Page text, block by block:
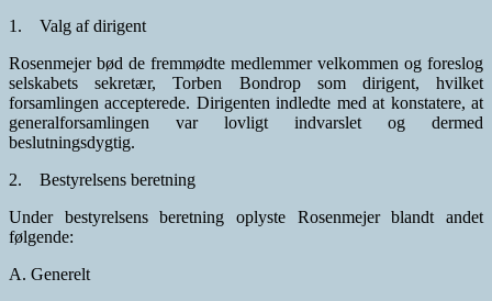
1. Valg af dirigent
Rosenmejer bød de fremmødte medlemmer velkommen og foreslog
selskabets sekretær, Torben Bondrop som dirigent, hvilket
forsamlingen accepterede. Dirigenten indledte med at konstatere, at
generalforsamlingen var lovligt indvarslet og dermed
beslutningsdygtig.
2. Bestyrelsens beretning
Under bestyrelsens beretning oplyste Rosenmejer blandt andet
følgende:
A. Generelt